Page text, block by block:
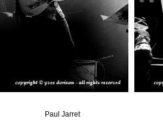
Paul Jarret